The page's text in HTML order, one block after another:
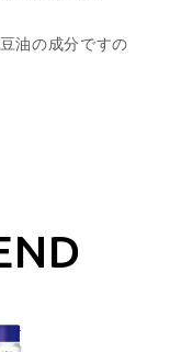
油の成分ですの